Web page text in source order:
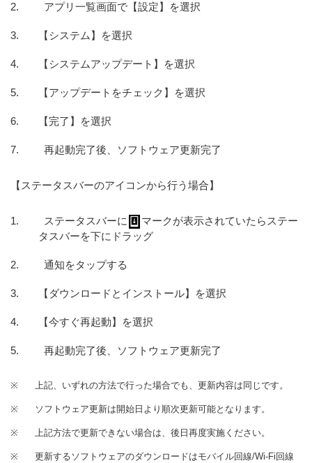
アプリ一覧画面で【設定】を選択
【システム】を選択
【システムアップデート】を選択
【アップデートをチェック】を選択
【完了】を選択
再起動完了後、ソフトウェア更新完了
【ステータスバーのアイコンから行う場合】
ステータスバーに
マークが表示されていたらステー
タスバーを下にドラッグ
通知をタップする
【ダウンロードとインストール】を選択
【今すぐ再起動】を選択
再起動完了後、ソフトウェア更新完了
※ 上記、いずれの方法で行った場合でも、更新内容は同じです。
※ ソフトウェア更新は開始日より順次更新可能となります。
※ 上記方法で更新できない場合は、後日再度実施ください。
※
更新するソフトウェアのダウンロードはモバイル回線/Wi-Fi回線